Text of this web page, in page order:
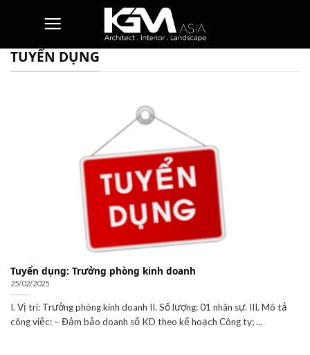
TUYỂN DỤNG
Tuyển dụng: Trưởng phòng kinh doanh
25/02/2025
I. Vị trí: Trưởng phòng kinh doanh II. Số lượng: 01 nhân sự. III. Mô tả
công việc: – Đảm bảo doanh số KD theo kế hoạch Công ty; ...